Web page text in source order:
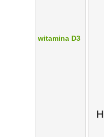
witamina D3